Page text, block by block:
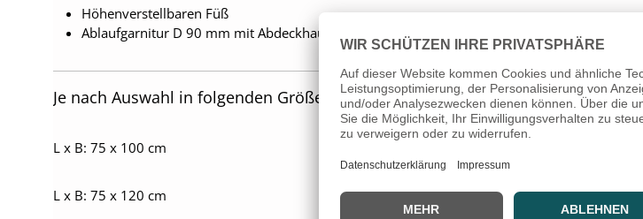
Höhenverstellbaren Füß
Ablaufgarnitur D 90 mm mit Abdeckhaube in Steinoptik. Abgang waagerecht (Standard)
Je nach Auswahl in folgenden Größen erhältlich:
L x B: 75 x 100 cm
L x B: 75 x 120 cm